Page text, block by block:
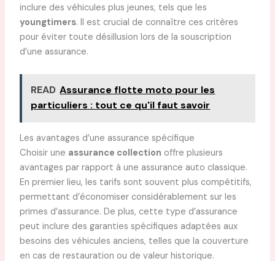
inclure des véhicules plus jeunes, tels que les
youngtimers. Il est crucial de connaître ces critères
pour éviter toute désillusion lors de la souscription
d’une assurance.
READ Assurance flotte moto pour les
particuliers : tout ce qu'il faut savoir
Les avantages d’une assurance spécifique
Choisir une assurance collection offre plusieurs
avantages par rapport à une assurance auto classique.
En premier lieu, les tarifs sont souvent plus compétitifs,
permettant d’économiser considérablement sur les
primes d’assurance. De plus, cette type d’assurance
peut inclure des garanties spécifiques adaptées aux
besoins des véhicules anciens, telles que la couverture
en cas de restauration ou de valeur historique.